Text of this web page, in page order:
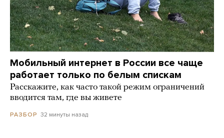
Мобильный интернет в России все чаще
работает только по белым спискам
Расскажите, как часто такой режим ограничений
вводится там, где вы живете
РАЗБОР 32 минуты назад